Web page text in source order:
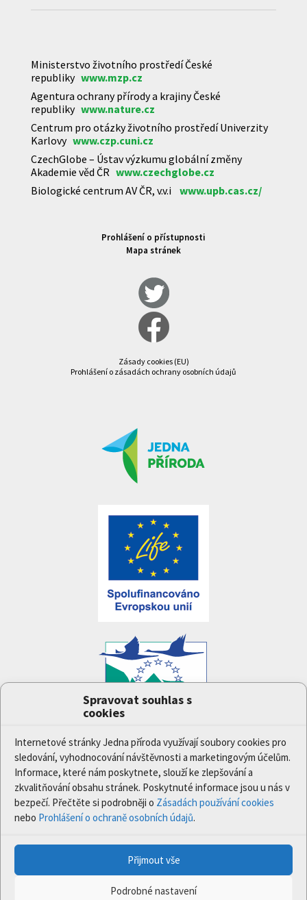
Spravovat souhlas s
cookies
Internetové stránky Jedna příroda využívají soubory cookies pro
sledování, vyhodnocování návštěvnosti a marketingovým účelům.
Informace, které nám poskytnete, slouží ke zlepšování a
zkvalitňování obsahu stránek. Poskytnuté informace jsou u nás v
bezpečí. Přečtěte si podrobněji o Zásadách používání cookies
nebo Prohlášení o ochraně osobních údajů.
Přijmout vše
Podrobné nastavení
Ministerstvo životního prostředí České
republiky www.mzp.cz
Agentura ochrany přírody a krajiny České
republiky www.nature.cz
Centrum pro otázky životního prostředí Univerzity
Karlovy www.czp.cuni.cz
CzechGlobe – Ústav výzkumu globální změny
Akademie věd ČR www.czechglobe.cz
Biologické centrum AV ČR, v.v.i www.upb.cas.cz/
Prohlášení o přístupnosti
Mapa stránek
Zásady cookies (EU)
Prohlášení o zásadách ochrany osobních údajů
LIFE17/IPE/CZ/000005) byl podpořen z finančního
nástroje Evropské unie LIFE.
Údaje a informace zveřejněné na těchto stránkách
vyjadřují názor či stanovisko pouze Ministerstva
životního prostředí a partnerů projektu. Evropská
komise není odpovědná za jakékoli použití informací
zveřejněných na těchto stránkách.
vyhrazena.
Xcreative s.r.o.| Webdesign: